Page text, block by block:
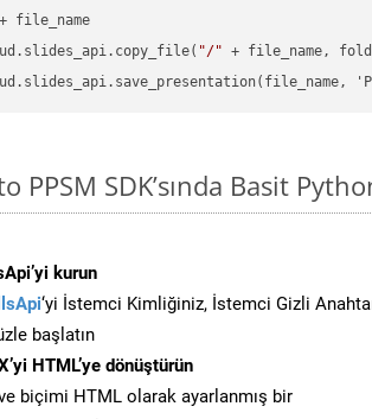
+ file_name
"/" + file_name,
PPSM SDK’sında Basit
kurun
‘yi İstemci Kimliğiniz, İstemci Gizli
başlatın
HTML’ye dönüştürün
biçimi HTML olarak ayarlanmış bir